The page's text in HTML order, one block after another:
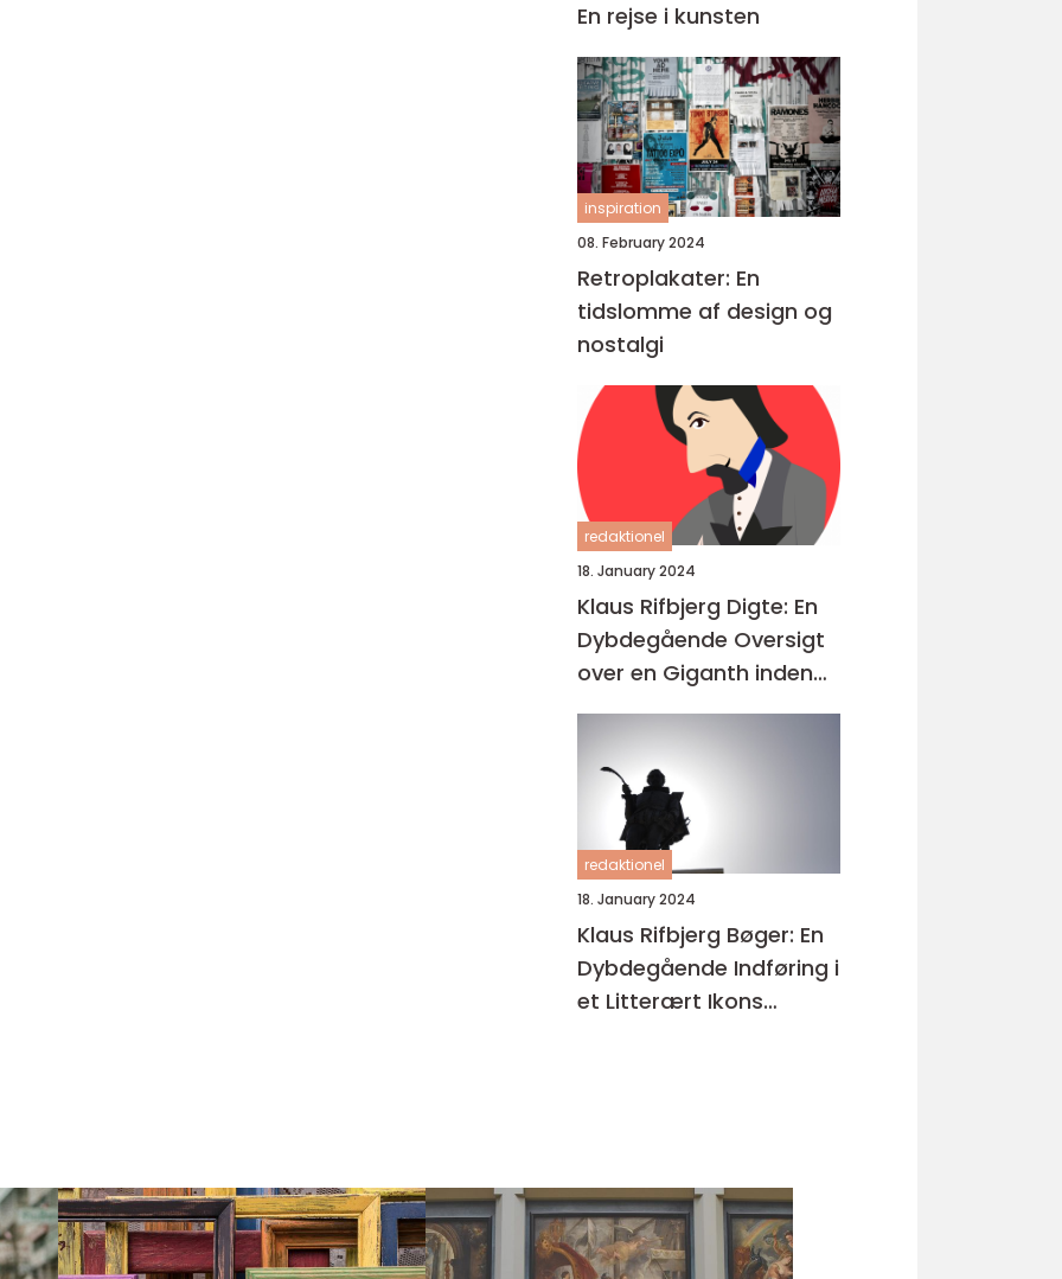
En rejse i kunsten
inspiration
08. February 2024
Retroplakater: En
tidslomme af design og
nostalgi
redaktionel
18. January 2024
Klaus Rifbjerg Digte: En
Dybdegående Oversigt
over en Giganth inden
for Dansk Litteratur
redaktionel
18. January 2024
Klaus Rifbjerg Bøger: En
Dybdegående Indføring i
et Litterært Ikons